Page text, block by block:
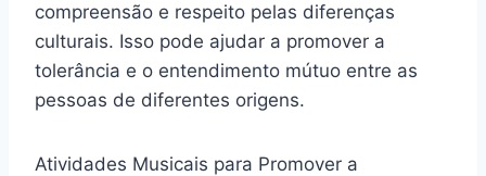
compreensão e respeito pelas diferenças
culturais. Isso pode ajudar a promover a
tolerância e o entendimento mútuo entre as
pessoas de diferentes origens.
Atividades Musicais para Promover a